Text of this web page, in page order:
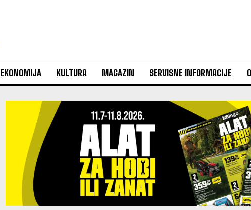
EKONOMIJA KULTURA MAGAZIN SERVISNE INFORMACIJE